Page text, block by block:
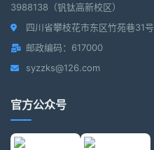
3988138（钒钛高新校区）
四川省攀枝花市东区竹苑巷31号
邮政编码：617000
syzzks@126.com
官方公众号